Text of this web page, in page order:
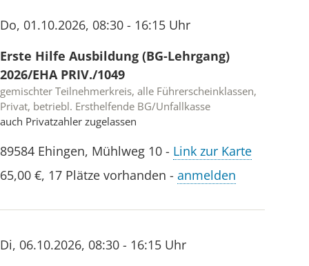
Do, 01.10.2026, 08:30 - 16:15 Uhr
Erste Hilfe Ausbildung (BG-Lehrgang)
2026/EHA PRIV./1049
gemischter Teilnehmerkreis, alle Führerscheinklassen,
Privat, betriebl. Ersthelfende BG/Unfallkasse
auch Privatzahler zugelassen
89584 Ehingen, Mühlweg 10 - Link zur Karte
65,00 €, 17 Plätze vorhanden - anmelden
Di, 06.10.2026, 08:30 - 16:15 Uhr